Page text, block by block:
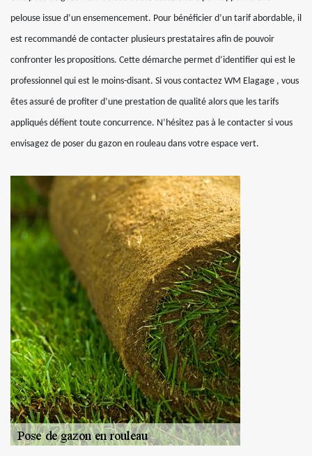
pelouse issue d’un ensemencement. Pour bénéficier d’un tarif abordable, il
est recommandé de contacter plusieurs prestataires afin de pouvoir
confronter les propositions. Cette démarche permet d’identifier qui est le
professionnel qui est le moins-disant. Si vous contactez WM Elagage , vous
êtes assuré de profiter d’une prestation de qualité alors que les tarifs
appliqués défient toute concurrence. N’hésitez pas à le contacter si vous
envisagez de poser du gazon en rouleau dans votre espace vert.